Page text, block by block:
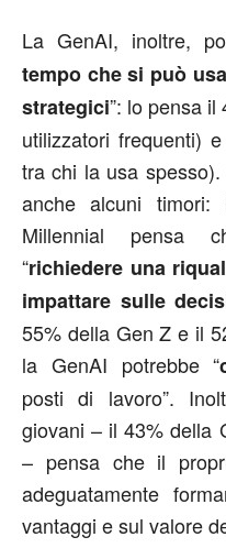
La GenAI, inoltre,
tempo che si può
strategici”: lo pensa
utilizzatori frequenti)
tra chi la usa
anche alcuni
Millennial pensa
“richiedere una
impattare sulle
55% della Gen Z e il
la GenAI potrebbe “
posti di lavoro”.
giovani – il 43% della
– pensa che il
adeguatamente
vantaggi e sul valore